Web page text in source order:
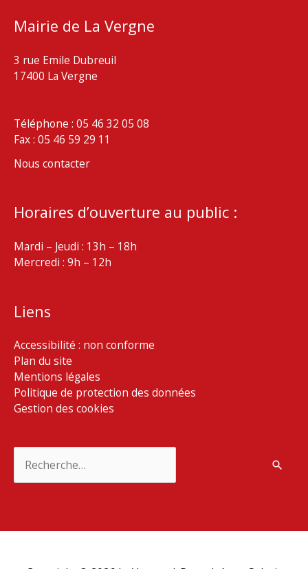
Mairie de La Vergne
3 rue Emile Dubreuil
17400 La Vergne
Téléphone : 05 46 32 05 08
Fax : 05 46 59 29 11
Nous contacter
Horaires d’ouverture au public :
Mardi – Jeudi : 13h – 18h
Mercredi : 9h – 12h
Liens
Accessibilité : non conforme
Plan du site
Mentions légales
Politique de protection des données
Gestion des cookies